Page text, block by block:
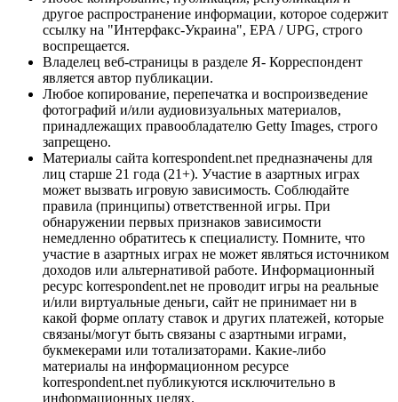
другое распространение информации, которое содержит
ссылку на "Интерфакс-Украина", EPA / UPG, строго
воспрещается.
Владелец веб-страницы в разделе Я- Корреспондент
является автор публикации.
Любое копирование, перепечатка и воспроизведение
фотографий и/или аудиовизуальных материалов,
принадлежащих правообладателю Getty Images, строго
запрещено.
Материалы сайта korrespondent.net предназначены для
лиц старше 21 года (21+). Участие в азартных играх
может вызвать игровую зависимость. Соблюдайте
правила (принципы) ответственной игры. При
обнаружении первых признаков зависимости
немедленно обратитесь к специалисту. Помните, что
участие в азартных играх не может являться источником
доходов или альтернативой работе. Информационный
ресурс korrespondent.net не проводит игры на реальные
и/или виртуальные деньги, сайт не принимает ни в
какой форме оплату ставок и других платежей, которые
связаны/могут быть связаны с азартными играми,
букмекерами или тотализаторами. Какие-либо
материалы на информационном ресурсе
korrespondent.net публикуются исключительно в
информационных целях.